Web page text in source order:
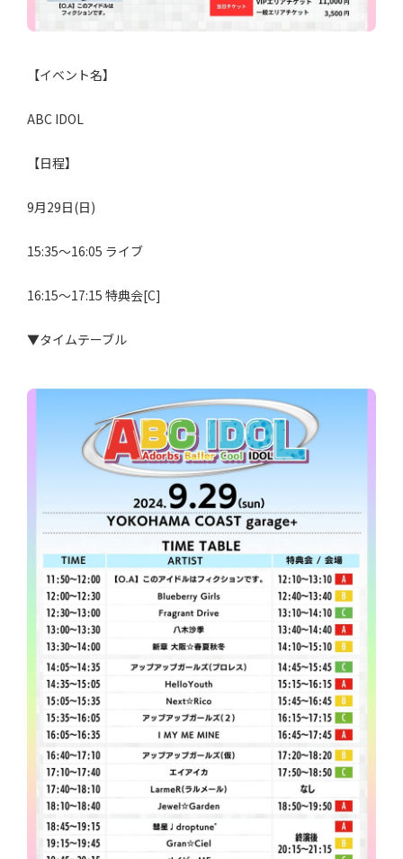
【イベント名】
ABC IDOL
【日程】
9月29日(日)
15:35〜16:05 ライブ
16:15〜17:15 特典会[C]
▼タイムテーブル